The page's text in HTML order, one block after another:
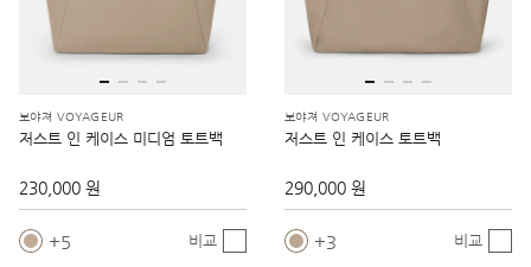
보야져 VOYAGEUR
저스트 인 케이스 미디엄 토트백
230,000 원
5 비교
보야져 VOYAGEUR
저스트 인 케이스 토트백
290,000 원
3 비교